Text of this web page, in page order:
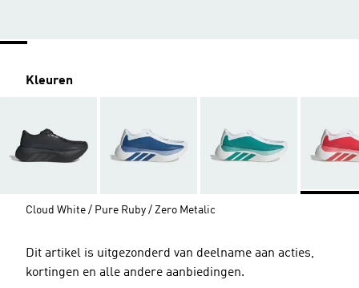
Kleuren
Cloud White / Pure Ruby / Zero Metalic
Dit artikel is uitgezonderd van deelname aan acties,
kortingen en alle andere aanbiedingen.